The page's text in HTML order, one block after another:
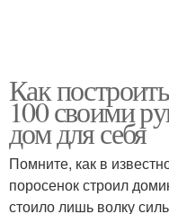
Как
100 своими
дом для себя
Помните, как в
поросенок строил
стоило лишь волку